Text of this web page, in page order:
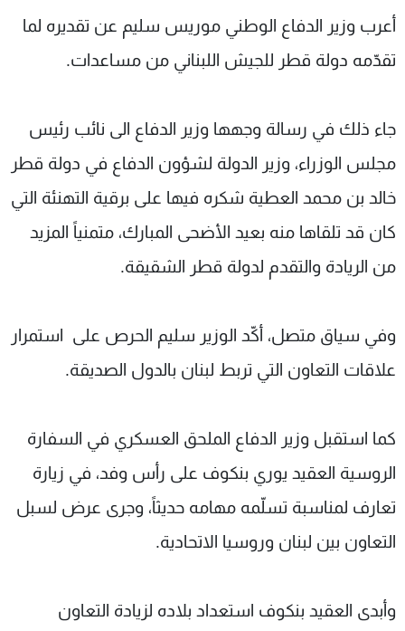
أعرب وزير الدفاع الوطني موريس سليم عن تقديره لما
تقدّمه دولة قطر للجيش اللبناني من مساعدات.
جاء ذلك في رسالة وجهها وزير الدفاع الى نائب رئيس
مجلس الوزراء، وزير الدولة لشؤون الدفاع في دولة قطر
خالد بن محمد العطية شكره فيها على برقية التهنئة التي
كان قد تلقاها منه بعيد الأضحى المبارك، متمنياً المزيد
من الريادة والتقدم لدولة قطر الشقيقة.
وفي سياق متصل، أكّد الوزير سليم الحرص على استمرار
علاقات التعاون التي تربط لبنان بالدول الصديقة.
كما استقبل وزير الدفاع الملحق العسكري في السفارة
الروسية العقيد يوري بنكوف على رأس وفد، في زيارة
تعارف لمناسبة تسلّمه مهامه حديثاً، وجرى عرض لسبل
التعاون بين لبنان وروسيا الاتحادية.
وأبدى العقيد بنكوف استعداد بلاده لزيادة التعاون
شاهد البرامج
الإنـتـاج
لاعلاناتكم
تواصل معنا
شروط الإسـتخدام
سياسة الخصوصية